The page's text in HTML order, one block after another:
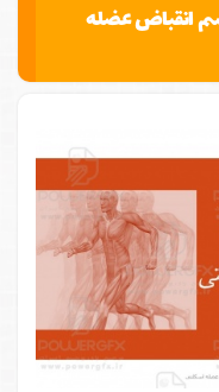
انقباض عضله